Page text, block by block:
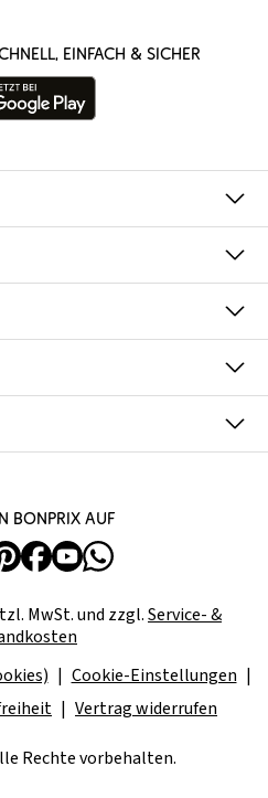
einfach & sicher
bonprix auf
MwSt. und zzgl.Service- &
Cookie-Einstellungen
Vertrag widerrufen
Rechte vorbehalten.